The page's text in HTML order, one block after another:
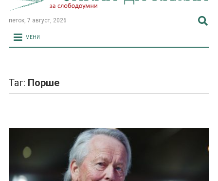
петок, 7 август, 2026
МЕНИ
Таг: Порше